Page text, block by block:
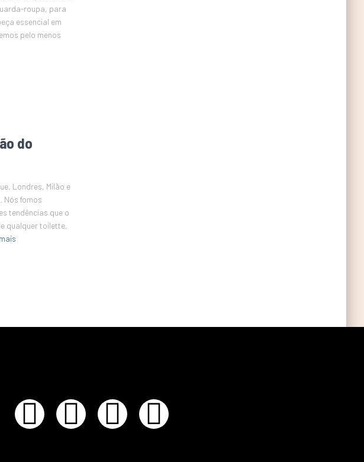
roupa, para
essencial em
pelo menos
do
Londres, Milão e
Nós fomos
tendências que o
qualquer toilette,